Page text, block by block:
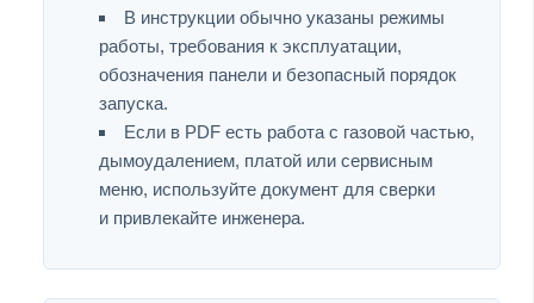
В инструкции обычно указаны режимы
работы, требования к эксплуатации,
обозначения панели и безопасный порядок
запуска.
Если в PDF есть работа с газовой частью,
дымоудалением, платой или сервисным
меню, используйте документ для сверки
и привлекайте инженера.